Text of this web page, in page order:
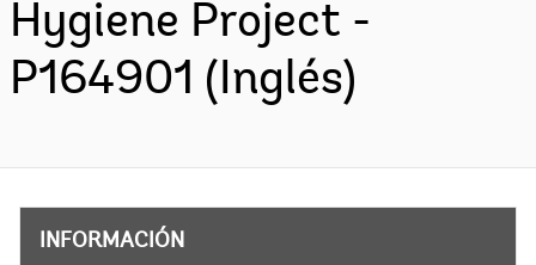
Hygiene Project -
P164901 (Inglés)
INFORMACIÓN